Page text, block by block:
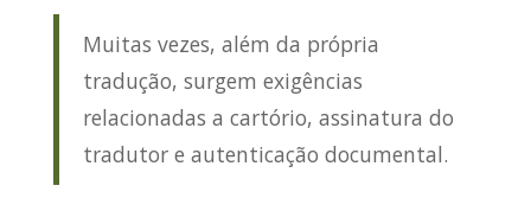
Muitas vezes, além da própria
tradução, surgem exigências
relacionadas a cartório, assinatura do
tradutor e autenticação documental.